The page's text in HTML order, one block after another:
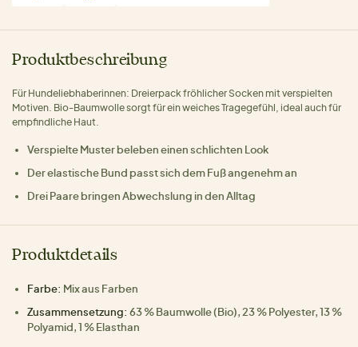
Produktbeschreibung
Für Hundeliebhaberinnen: Dreierpack fröhlicher Socken mit verspielten
Motiven. Bio-Baumwolle sorgt für ein weiches Tragegefühl, ideal auch für
empfindliche Haut.
Verspielte Muster beleben einen schlichten Look
Der elastische Bund passt sich dem Fuß angenehm an
Drei Paare bringen Abwechslung in den Alltag
Produktdetails
Farbe: Mix aus Farben
Zusammensetzung: 63 % Baumwolle (Bio), 23 % Polyester, 13 %
Polyamid, 1 % Elasthan